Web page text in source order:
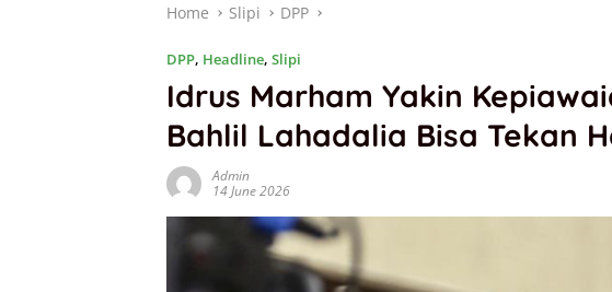
Home Slipi DPP
DPP, Headline, Slipi
Idrus Marham Yakin
Bahlil Lahadalia Bisa Tekan
Admin
14 June 2026